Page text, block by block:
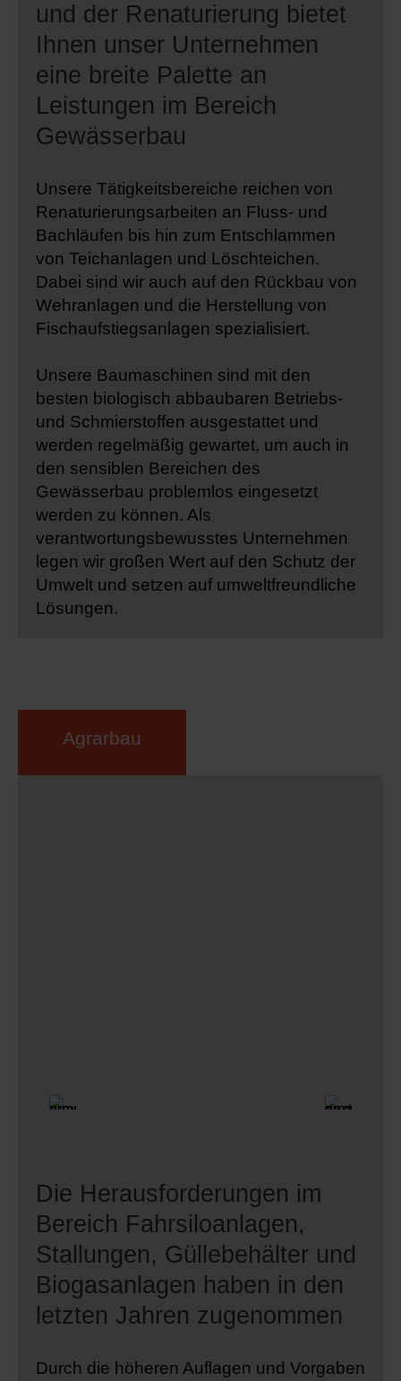
und der Renaturierung bietet
Ihnen unser Unternehmen
eine breite Palette an
Leistungen im Bereich
Gewässerbau
Unsere Tätigkeitsbereiche reichen von
Renaturierungsarbeiten an Fluss- und
Bachläufen bis hin zum Entschlammen
von Teichanlagen und Löschteichen.
Dabei sind wir auch auf den Rückbau von
Wehranlagen und die Herstellung von
Fischaufstiegsanlagen spezialisiert.
Unsere Baumaschinen sind mit den
besten biologisch abbaubaren Betriebs-
und Schmierstoffen ausgestattet und
werden regelmäßig gewartet, um auch in
den sensiblen Bereichen des
Gewässerbau problemlos eingesetzt
werden zu können. Als
verantwortungsbewusstes Unternehmen
legen wir großen Wert auf den Schutz der
Umwelt und setzen auf umweltfreundliche
Lösungen.
Agrarbau
Die Herausforderungen im
Bereich Fahrsiloanlagen,
Stallungen, Güllebehälter und
Biogasanlagen haben in den
letzten Jahren zugenommen
Durch die höheren Auflagen und Vorgaben